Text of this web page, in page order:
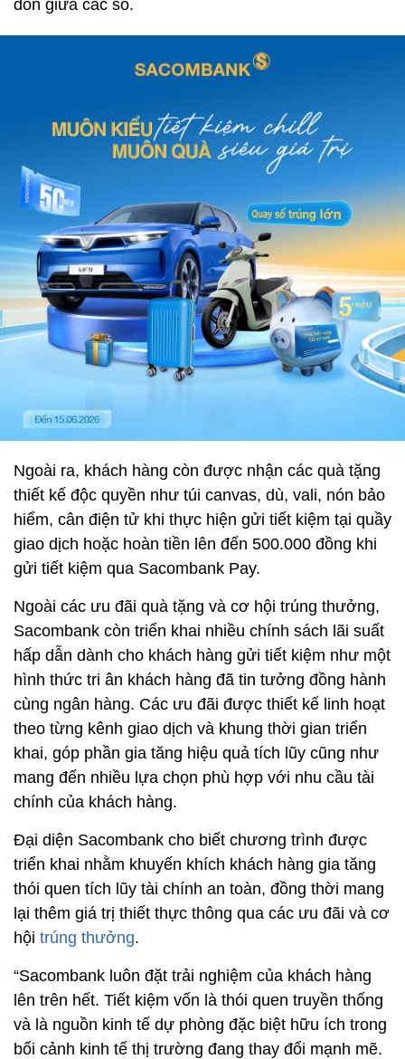
dồn giữa các sổ.
Ngoài ra, khách hàng còn được nhận các quà tặng
thiết kế độc quyền như túi canvas, dù, vali, nón bảo
hiểm, cân điện tử khi thực hiện gửi tiết kiệm tại quầy
giao dịch hoặc hoàn tiền lên đến 500.000 đồng khi
gửi tiết kiệm qua Sacombank Pay.
Ngoài các ưu đãi quà tặng và cơ hội trúng thưởng,
Sacombank còn triển khai nhiều chính sách lãi suất
hấp dẫn dành cho khách hàng gửi tiết kiệm như một
hình thức tri ân khách hàng đã tin tưởng đồng hành
cùng ngân hàng. Các ưu đãi được thiết kế linh hoạt
theo từng kênh giao dịch và khung thời gian triển
khai, góp phần gia tăng hiệu quả tích lũy cũng như
mang đến nhiều lựa chọn phù hợp với nhu cầu tài
chính của khách hàng.
Đại diện Sacombank cho biết chương trình được
triển khai nhằm khuyến khích khách hàng gia tăng
thói quen tích lũy tài chính an toàn, đồng thời mang
lại thêm giá trị thiết thực thông qua các ưu đãi và cơ
hội trúng thưởng.
“Sacombank luôn đặt trải nghiệm của khách hàng
lên trên hết. Tiết kiệm vốn là thói quen truyền thống
và là nguồn kinh tế dự phòng đặc biệt hữu ích trong
bối cảnh kinh tế thị trường đang thay đổi mạnh mẽ.